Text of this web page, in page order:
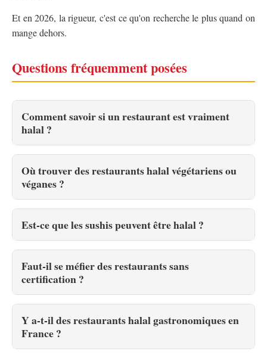
Et en 2026, la rigueur, c'est ce qu'on recherche le plus quand on
mange dehors.
Questions fréquemment posées
Comment savoir si un restaurant est vraiment
halal ?
Où trouver des restaurants halal végétariens ou
véganes ?
Est-ce que les sushis peuvent être halal ?
Faut-il se méfier des restaurants sans
certification ?
Y a-t-il des restaurants halal gastronomiques en
France ?